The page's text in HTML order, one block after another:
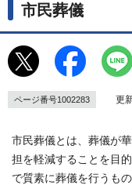
市民葬儀
ページ番号1002283 更新
市民葬儀とは、葬儀が
担を軽減することを目
で質素に葬儀を行うもの